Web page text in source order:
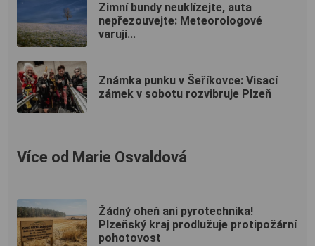
Zimní bundy neuklízejte, auta
nepřezouvejte: Meteorologové
varují...
Známka punku v Šeříkovce: Visací
zámek v sobotu rozvibruje Plzeň
Více od Marie Osvaldová
Žádný oheň ani pyrotechnika!
Plzeňský kraj prodlužuje protipožární
pohotovost